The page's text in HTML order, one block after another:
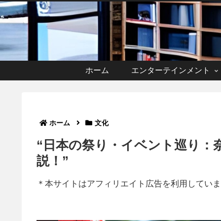
ホーム エンターテインメント
ホーム 文化
“日本の祭り・イベント巡り：
説！”
＊本サイトはアフィリエイト広告を利用してい